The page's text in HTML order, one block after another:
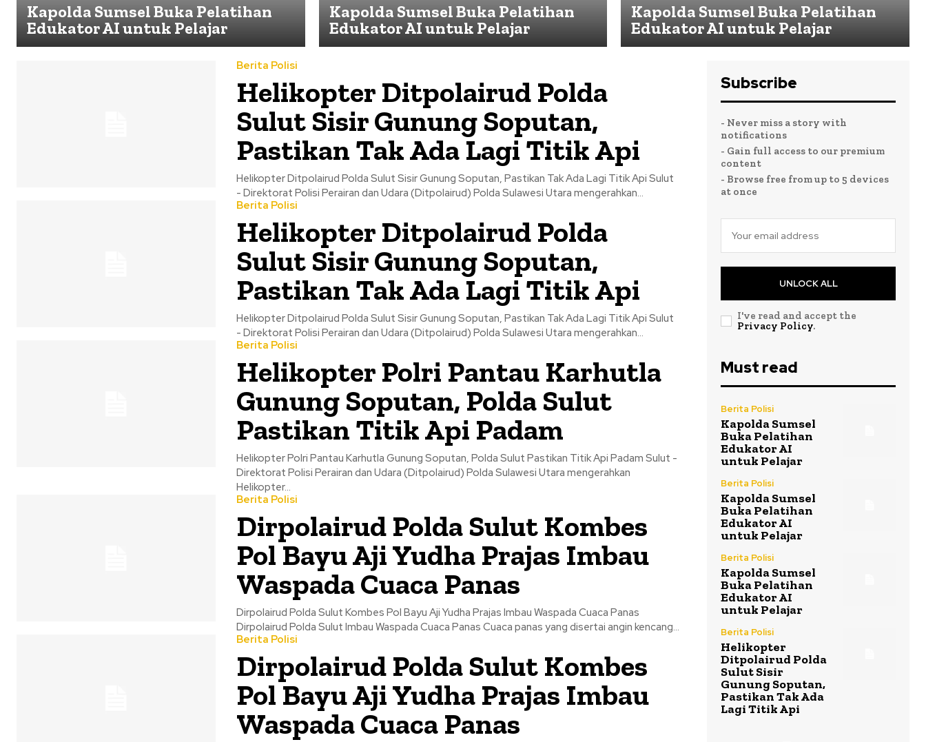
Kapolda Sumsel Buka Pelatihan
Edukator AI untuk Pelajar
Kapolda Sumsel Buka Pelatihan
Edukator AI untuk Pelajar
Kapolda Sumsel Buka Pelatihan
Edukator AI untuk Pelajar
Berita Polisi
Helikopter Ditpolairud Polda
Sulut Sisir Gunung Soputan,
Pastikan Tak Ada Lagi Titik Api
Helikopter Ditpolairud Polda Sulut Sisir Gunung Soputan, Pastikan Tak Ada Lagi Titik Api Sulut
- Direktorat Polisi Perairan dan Udara (Ditpolairud) Polda Sulawesi Utara mengerahkan...
Berita Polisi
Helikopter Ditpolairud Polda
Sulut Sisir Gunung Soputan,
Pastikan Tak Ada Lagi Titik Api
Helikopter Ditpolairud Polda Sulut Sisir Gunung Soputan, Pastikan Tak Ada Lagi Titik Api Sulut
- Direktorat Polisi Perairan dan Udara (Ditpolairud) Polda Sulawesi Utara mengerahkan...
Berita Polisi
Helikopter Polri Pantau Karhutla
Gunung Soputan, Polda Sulut
Pastikan Titik Api Padam
Helikopter Polri Pantau Karhutla Gunung Soputan, Polda Sulut Pastikan Titik Api Padam Sulut -
Direktorat Polisi Perairan dan Udara (Ditpolairud) Polda Sulawesi Utara mengerahkan
Helikopter...
Berita Polisi
Dirpolairud Polda Sulut Kombes
Pol Bayu Aji Yudha Prajas Imbau
Waspada Cuaca Panas
Dirpolairud Polda Sulut Kombes Pol Bayu Aji Yudha Prajas Imbau Waspada Cuaca Panas
Dirpolairud Polda Sulut Imbau Waspada Cuaca Panas Cuaca panas yang disertai angin kencang...
Berita Polisi
Dirpolairud Polda Sulut Kombes
Pol Bayu Aji Yudha Prajas Imbau
Waspada Cuaca Panas
Subscribe
- Never miss a story with
notifications
- Gain full access to our premium
content
- Browse free from up to 5 devices
at once
UNLOCK ALL
I've read and accept the
Privacy Policy.
Must read
Berita Polisi
Kapolda Sumsel
Buka Pelatihan
Edukator AI
untuk Pelajar
Berita Polisi
Kapolda Sumsel
Buka Pelatihan
Edukator AI
untuk Pelajar
Berita Polisi
Kapolda Sumsel
Buka Pelatihan
Edukator AI
untuk Pelajar
Berita Polisi
Helikopter
Ditpolairud Polda
Sulut Sisir
Gunung Soputan,
Pastikan Tak Ada
Lagi Titik Api